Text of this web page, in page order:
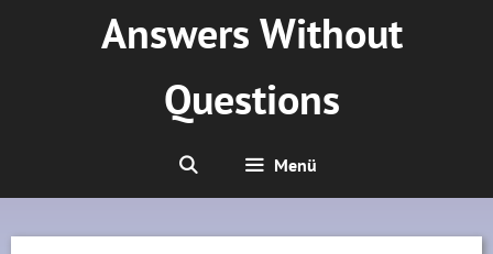
Answers Without
Questions
Menü